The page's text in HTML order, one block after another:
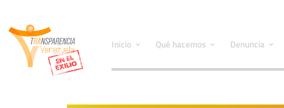
Inicio Qué hacemos Denuncia